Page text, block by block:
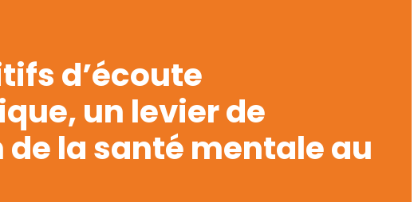
d’écoute
un levier de
la santé mentale au